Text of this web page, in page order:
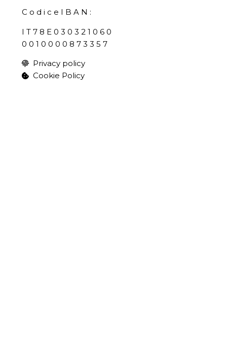
C o d i c e I B A N :
I T 7 8 E 0 3 0 3 2 1 0 6 0
0 0 1 0 0 0 0 8 7 3 3 5 7
Privacy policy
Cookie Policy